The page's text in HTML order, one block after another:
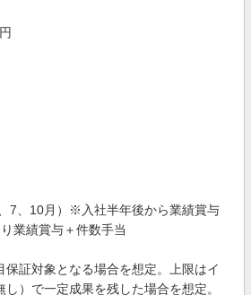
7、10月）※入社半年後から業績賞与
業績賞与＋件数手当
保証対象となる場合を想定。上限はイ
）で一定成果を残した場合を想定。